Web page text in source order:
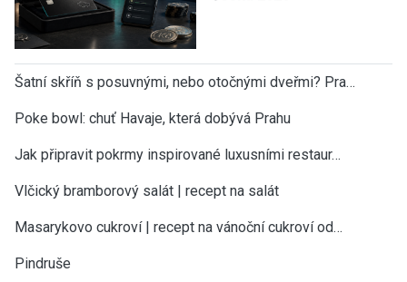
Šatní skříň s posuvnými, nebo otočnými dveřmi? Pra…
Poke bowl: chuť Havaje, která dobývá Prahu
Jak připravit pokrmy inspirované luxusními restaur…
Vlčický bramborový salát | recept na salát
Masarykovo cukroví | recept na vánoční cukroví od…
Pindruše